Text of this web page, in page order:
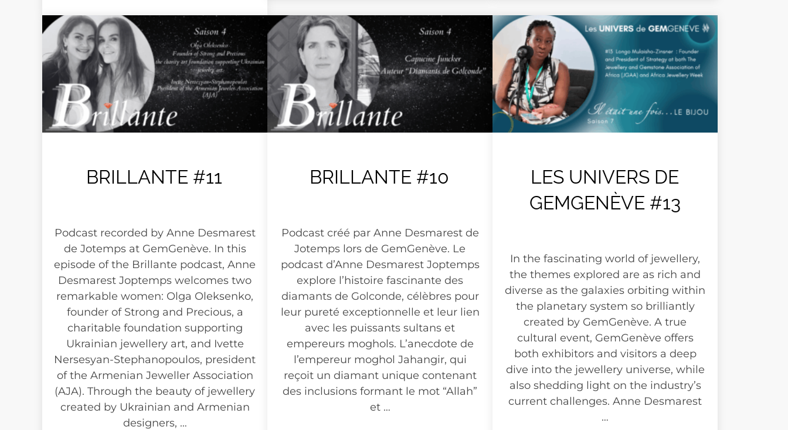
BRILLANTE #11
Podcast recorded by Anne Desmarest
de Jotemps at GemGenève. In this
episode of the Brillante podcast, Anne
Desmarest Joptemps welcomes two
remarkable women: Olga Oleksenko,
founder of Strong and Precious, a
charitable foundation supporting
Ukrainian jewellery art, and Ivette
Nersesyan-Stephanopoulos, president
of the Armenian Jeweller Association
(AJA). Through the beauty of jewellery
created by Ukrainian and Armenian
designers, …
BRILLANTE #10
Podcast créé par Anne Desmarest de
Jotemps lors de GemGenève. Le
podcast d’Anne Desmarest Joptemps
explore l’histoire fascinante des
diamants de Golconde, célèbres pour
leur pureté exceptionnelle et leur lien
avec les puissants sultans et
empereurs moghols. L’anecdote de
l’empereur moghol Jahangir, qui
reçoit un diamant unique contenant
des inclusions formant le mot “Allah”
et …
LES UNIVERS DE
GEMGENÈVE #13
In the fascinating world of jewellery,
the themes explored are as rich and
diverse as the galaxies orbiting within
the planetary system so brilliantly
created by GemGenève. A true
cultural event, GemGenève offers
both exhibitors and visitors a deep
dive into the jewellery universe, while
also shedding light on the industry’s
current challenges. Anne Desmarest
…